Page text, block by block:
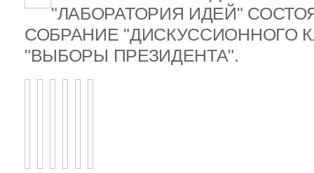
"ЛАБОРАТОРИЯ ИДЕЙ"
СОБРАНИЕ "ДИСКУССИОННОГО
"ВЫБОРЫ ПРЕЗИДЕНТА".